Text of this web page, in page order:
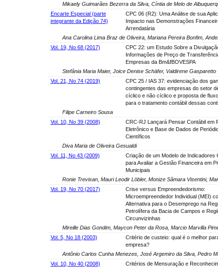
Mikaely Guimarães Bezerra da Silva, Cíntia de Melo de
Encarte Especial (parte
integrante da Edição 74)
CPC 06 (R2): Uma Análise de sua
Impacto nas Demonstrações
Arrendatária
Ana Carolina Lima Braz de Oliveira, Mariana Pereira Bonfim,
Vol. 19, No 68 (2017)
CPC 22: um Estudo Sobre a
Informações de Preço de
Empresas da Bm&fBOVESPA
Stefânia Maria Maier, Joice Denise Schäfer, Valdirene Gasparetto
Vol. 21, No 74 (2019)
CPC 25 / IAS 37: evidenciação dos
contingentes das empresas do setor
cíclico e não cíclico e proposta de
para o tratamento contábil dessas
Filipe Carneiro Sousa
Vol. 10, No 39 (2008)
CRC-RJ Lançará Pensar Contábil em
Eletrônico e Base de Dados de
Científicos
Diva Maria de Oliveira Gesualdi
Vol. 11, No 43 (2009)
Criação de um Modelo de Indicadores
para Avaliar a Gestão Financeira em
Municipais
Ronie Trevisan, Mauri Leodir Löbler, Monize Sâmara Visentini,
Vol. 19, No 70 (2017)
Crise versus Empreendedorismo:
Microempreendedor Individual (MEI)
Alternativa para o Desemprego na
Petrolífera da Bacia de Campos e
Circunvizinhas
Mireille Dias Gondim, Maycon Peter da Rosa, Marcio Marvilla
Vol. 5, No 18 (2003)
Critério de custeio: qual é o melhor
empresa?
Antônio Carlos Cunha Menezes, José Argemiro da Silva, Pedro
Vol. 10, No 40 (2008)
Critérios de Mensuração e